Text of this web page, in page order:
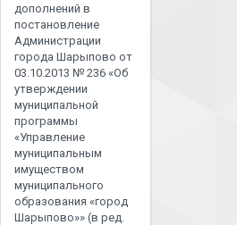
дополнений в
постановление
Администрации
города Шарыпово от
03.10.2013 № 236 «Об
утверждении
муниципальной
программы
«Управление
муниципальным
имуществом
муниципального
образования «город
Шарыпово»» (в ред.